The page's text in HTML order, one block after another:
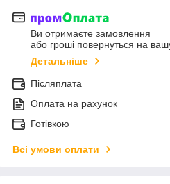
Ви отримаєте замовлення
або гроші повернуться на
Детальніше
Післяплата
Оплата на рахунок
Готівкою
Всі умови оплати